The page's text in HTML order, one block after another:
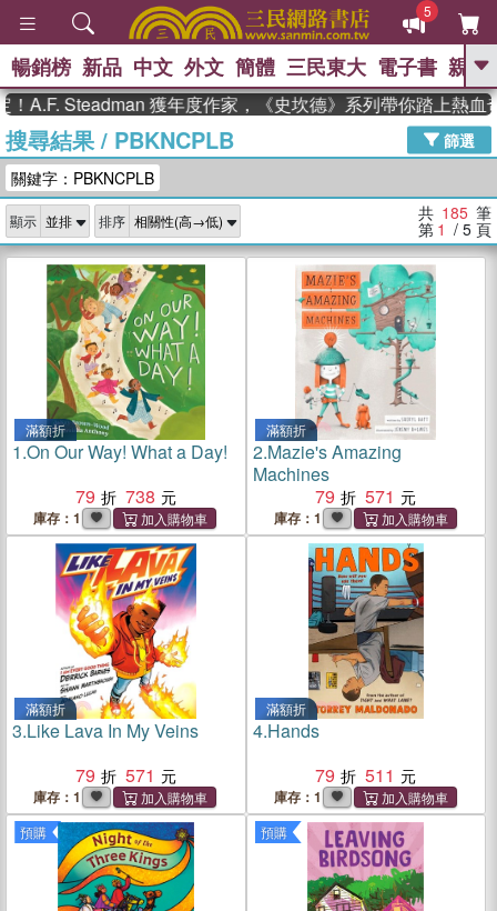
5
GO
熱搜： 高希均教授回憶錄
、 The Odyssey 、 父親節 、 如果歷
獎 臺灣漫遊錄 、 方念華 、 台灣的李
登輝時代
數學女孩：黎曼猜想 、
偉大的迷走神經
暢銷榜 新品 中文 外文 簡體 三民東大 電子書 親子
獲年度作家，《史坎德》系列帶你踏上熱血奇幻旅程
搜尋結果/ PBKNCPLB
篩選
關鍵字：PBKNCPLB
顯示 排序 共 185 筆
第 1 / 5 頁
滿額折
1.On Our Way! What a Day!
79
738
庫存：1
滿額折
2.Mazie's Amazing
Machines
79
571
庫存：1
滿額折
3.Like Lava In My Veins
79
571
庫存：1
滿額折
4.Hands
79
511
庫存：1
預購 預購